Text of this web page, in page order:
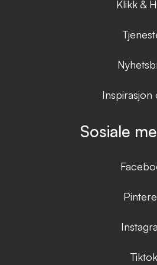
Klikk &
Inspirasjon
Sosiale
Tiktok